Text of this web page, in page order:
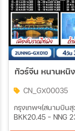
CN_GX00035
กรุงเทพฯ(สนามบินสุวร
BKK20.45 – NNG